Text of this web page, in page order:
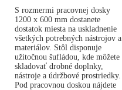
S rozmermi pracovnej dosky
1200 x 600 mm dostanete
dostatok miesta na uskladnenie
všetkých potrebných nástrojov a
materiálov. Stôl disponuje
užitočnou šufládou, kde môžete
skladovať drobné doplnky,
nástroje a údržbové prostriedky.
Pod pracovnou doskou nájdete